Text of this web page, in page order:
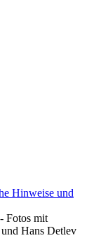
Hinweise und
Fotos mit
Hans Detlev